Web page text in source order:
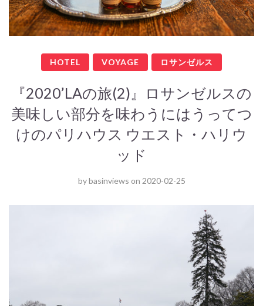
HOTEL VOYAGE ロサンゼルス
『2020’LAの旅(2)』ロサンゼルスの
美味しい部分を味わうにはうってつ
けのパリハウス ウエスト・ハリウ
ッド
bybasinviews on 2020-02-25